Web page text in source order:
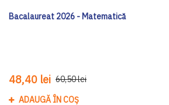
Bacalaureat 2026 - Matematică
48,40 lei 60,50 lei
ADAUGĂ ÎN COȘ